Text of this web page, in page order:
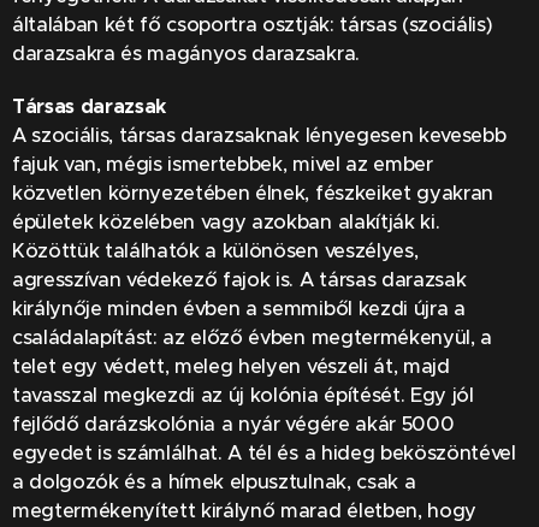
általában két fő csoportra osztják: társas (szociális)
darazsakra és magányos darazsakra.
Társas darazsak
A szociális, társas darazsaknak lényegesen kevesebb
fajuk van, mégis ismertebbek, mivel az ember
közvetlen környezetében élnek, fészkeiket gyakran
épületek közelében vagy azokban alakítják ki.
Közöttük találhatók a különösen veszélyes,
agresszívan védekező fajok is. A társas darazsak
királynője minden évben a semmiből kezdi újra a
családalapítást: az előző évben megtermékenyül, a
telet egy védett, meleg helyen vészeli át, majd
tavasszal megkezdi az új kolónia építését. Egy jól
fejlődő darázskolónia a nyár végére akár 5000
egyedet is számlálhat. A tél és a hideg beköszöntével
a dolgozók és a hímek elpusztulnak, csak a
megtermékenyített királynő marad életben, hogy